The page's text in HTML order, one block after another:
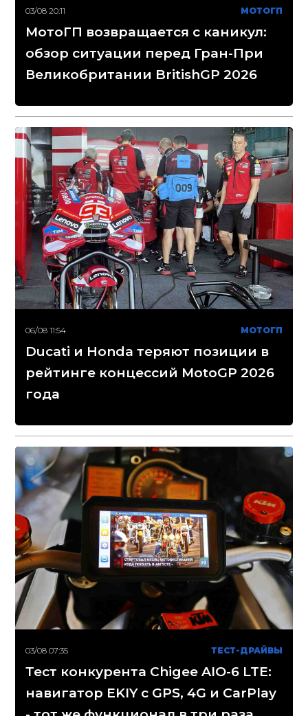
03/08 20:11 МОТОГП
МотоГП возвращается с каникул:
обзор ситуации перед Гран-При
Великобритании BritishGP 2026
06/08 11:54 МОТОГП
Ducati и Honda теряют позиции в
рейтинге концессий MotoGP 2026
года
03/08 07:35 ТЕСТ-ДРАЙВЫ
Тест конкурента Chigee AIO-6 LTE:
навигатор EKIY с GPS, 4G и CarPlay